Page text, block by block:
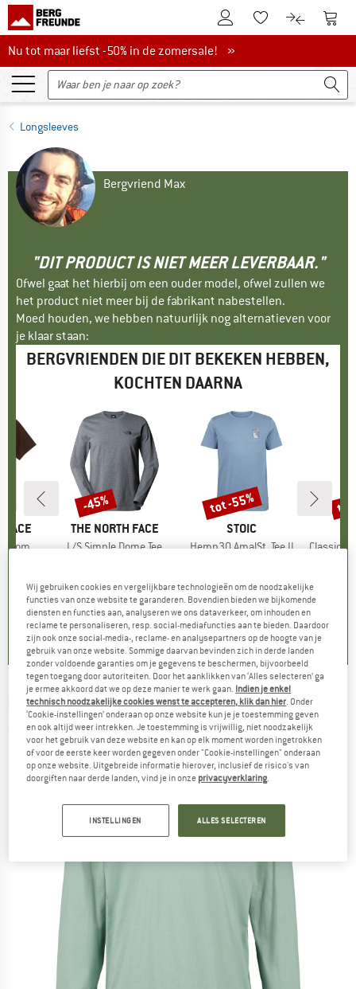
De klantenaccount
Naar deNaar de
Nu tot maar liefst -50% in de zomersale!
Nu tot maar liefst -50% in de zomersale! »
Longsleeves
Bergvriend Max
"DIT PRODUCT IS NIET MEER LEVERBAAR."
Ofwel gaat het hierbij om een ouder model, ofwel zullen we
het product niet meer bij de fabrikant nabestellen.
Moed houden, we hebben natuurlijk nog alternatieven voor
je klaar staan:
BERGVRIENDEN DIE DIT BEKEKEN HEBBEN,
KOCHTEN DAARNA
FACE
Sleeve
10
)
MERK
THE NORTH FACE
Artikel
L/S Simple Dome Tee
4,3(18)
Korting
-45%
MERK
STOIC
Artikel
Hemp30 AmalSt. Tee II
0,0(0)
Korting
tot -55%
Artikel
Classic Surf
tot
RIP CURL -Wetsuit Icon L/S - Longsleeve
(0)
Wij gebruiken cookies en vergelijkbare technologieën om de noodzakelijke
functies van onze website te garanderen. Bovendien bieden we bijkomende
diensten en functies aan, analyseren we ons dataverkeer, om inhouden en
reclame te personaliseren, resp. social-mediafuncties aan te bieden. Daardoor
zijn ook onze social-media-, reclame- en analysepartners op de hoogte van je
gebruik van onze website. Sommige daarvan bevinden zich in derde landen
zonder voldoende garanties om je gegevens te beschermen, bijvoorbeeld
tegen toegang door autoriteiten. Door het aanklikken van ‘Alles selecteren’ ga
je ermee akkoord dat we op deze manier te werk gaan. Indien je enkel
technisch noodzakelijke cookies wenst te accepteren, klik dan hier . Onder
‘Cookie-instellingen’ onderaan op onze website kun je je toestemming geven
en ook altijd weer intrekken. Je toestemming is vrijwillig, niet noodzakelijk
voor het gebruik van deze website en kan op elk moment worden ingetrokken
of voor de eerste keer worden gegeven onder "Cookie-instellingen" onderaan
op onze website. Uitgebreide informatie hierover, inclusief de risico's van
doorgiften naar derde landen, vind je in onze privacyverklaring
INSTELLINGEN ALLES SELECTEREN